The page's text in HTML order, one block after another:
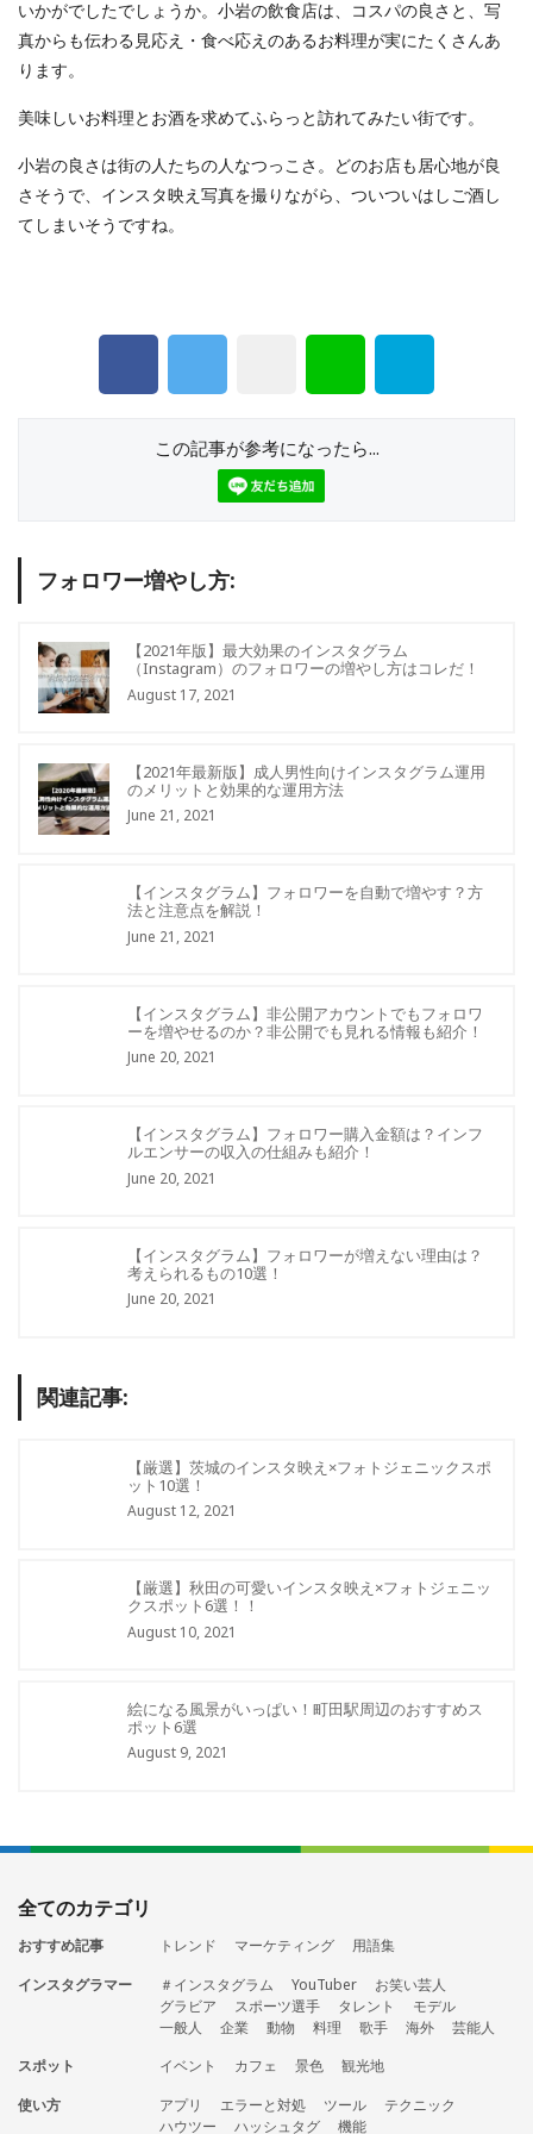
いかがでしたでしょうか。小岩の飲食店は、コスパの良さと、写
真からも伝わる見応え・食べ応えのあるお料理が実にたくさんあ
ります。
美味しいお料理とお酒を求めてふらっと訪れてみたい街です。
小岩の良さは街の人たちの人なつっこさ。どのお店も居心地が良
さそうで、インスタ映え写真を撮りながら、ついついはしご酒し
てしまいそうですね。
この記事が参考になったら...
フォロワー増やし方:
【2021年版】最大効果のインスタグラム
（Instagram）のフォロワーの増やし方はコレだ！
August 17, 2021
【2021年最新版】成人男性向けインスタグラム運用
のメリットと効果的な運用方法
June 21, 2021
【インスタグラム】フォロワーを自動で増やす？方
法と注意点を解説！
June 21, 2021
【インスタグラム】非公開アカウントでもフォロワ
ーを増やせるのか？非公開でも見れる情報も紹介！
June 20, 2021
【インスタグラム】フォロワー購入金額は？インフ
ルエンサーの収入の仕組みも紹介！
June 20, 2021
【インスタグラム】フォロワーが増えない理由は？
考えられるもの10選！
June 20, 2021
関連記事:
【厳選】茨城のインスタ映え×フォトジェニックスポ
ット10選！
August 12, 2021
【厳選】秋田の可愛いインスタ映え×フォトジェニッ
クスポット6選！！
August 10, 2021
絵になる風景がいっぱい！町田駅周辺のおすすめス
ポット6選
August 9, 2021
全てのカテゴリ
おすすめ記事 トレンド マーケティング
用語集
インスタグラマー
＃インスタグラム YouTuber
お笑い芸人
グラビア
スポーツ選手 タレント
モデル
一般人
企業 動物 料理 歌手 海外
芸能人
スポット
イベント カフェ 景色
観光地
使い方
アプリ エラーと対処 ツール
テクニック
ハウツー
ハッシュタグ 機能